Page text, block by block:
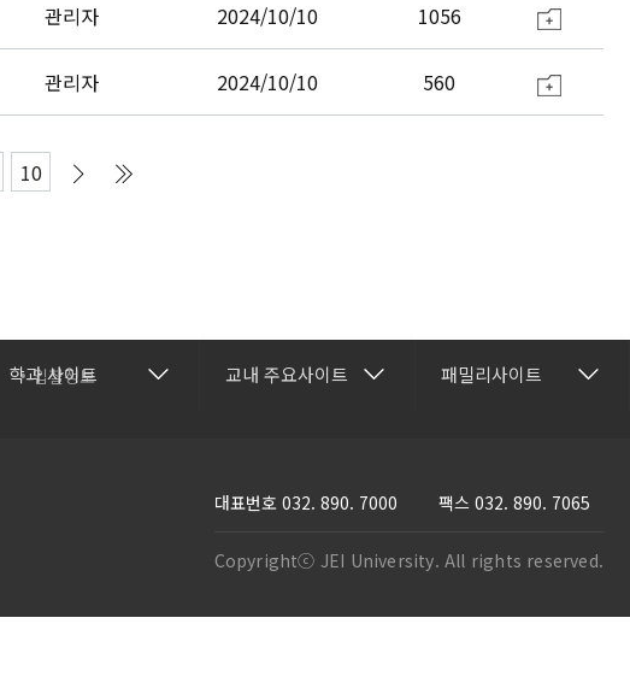
관리자 2024/10/10 1056
관리자 2024/10/10 560
10
입찰정보
학과 사이트
간호학과
컴퓨터소프트웨어학과
교내 주요사이트
건강관리센터
방송학보사
산학협력단
성인학습지원센터
패밀리사이트
재능교육
재능e아카데미
JEI 잉글리쉬 TV
재능인쇄
대표번호 032. 890. 7000 팩스 032. 890. 7065
Copyrightⓒ JEI University. All rights reserved.